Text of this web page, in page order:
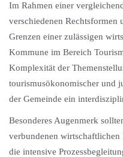
Im Rahmen einer
verschiedenen Rechtsformen
Grenzen einer zulässigen
Kommune im Bereich
Komplexität der
tourismusökonomischer und
der Gemeinde ein
Besonderes Augenmerk
verbundenen
die intensive